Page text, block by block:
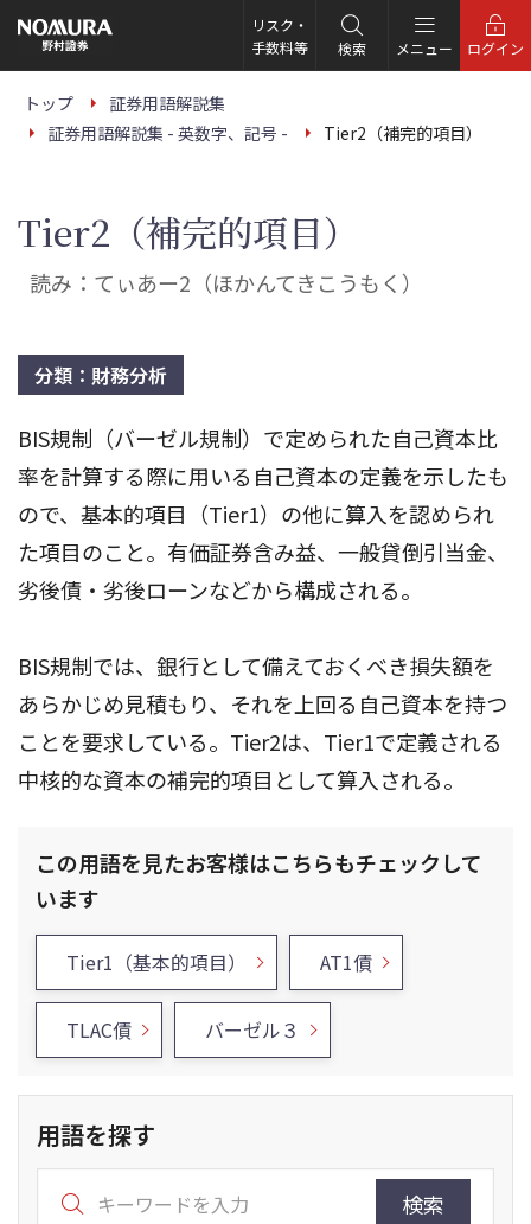
の
ー
リスク・
手数料等
検索 メニュー ログイン
トップ
証券用語解説集
証券用語解説集 - 英数字、記号 -
Tier2（補完的項目）
Tier2（補完的項目）
読み：てぃあー2（ほかんてきこうもく）
分類：財務分析
BIS規制（バーゼル規制）で定められた自己資本比
率を計算する際に用いる自己資本の定義を示したも
ので、基本的項目（Tier1）の他に算入を認められ
た項目のこと。有価証券含み益、一般貸倒引当金、
劣後債・劣後ローンなどから構成される。
BIS規制では、銀行として備えておくべき損失額を
あらかじめ見積もり、それを上回る自己資本を持つ
ことを要求している。Tier2は、Tier1で定義される
中核的な資本の補完的項目として算入される。
この用語を見たお客様はこちらもチェックして
います
Tier1（基本的項目） AT1債
TLAC債 バーゼル３
用語を探す
検索